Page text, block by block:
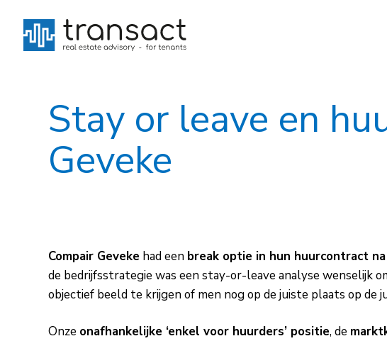
Stay or leave en
Geveke
Compair Gevekehad een break optie in hun huurcontract
de bedrijfsstrategie was een stay-or-leave analyse wenselijk
objectief beeld te krijgen of men nog op de juiste plaats op de
Onze onafhankelijke ‘enkel voor huurders’ positie, de